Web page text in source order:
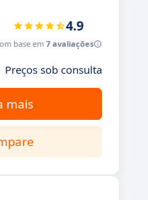
4.9
base em 7 avaliações
Preços sob consulta
mais